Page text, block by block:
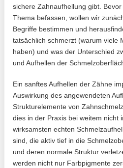
sichere Zahnaufhellung gibt.
Thema befassen, wollen wir
Begriffe bestimmen und
tatsächlich schmerzt (warum viele
haben) und was der Unterschied
und Aufhellen der
Ein sanftes Aufhellen der Zähne
Auswirkung des angewendeten
Strukturelemente von
dies in der Praxis bei weitem nicht
wirksamsten echten
sind, die aktiv tief in die
und deren normale Struktur
werden nicht nur Farbpigmente